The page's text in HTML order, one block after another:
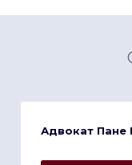
Адвокат Пане